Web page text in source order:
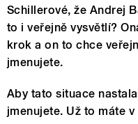
Schillerové, že Andrej
to i veřejně vysvětlí?
krok a on to chce
jmenujete.
Aby tato situace
jmenujete. Už to máte